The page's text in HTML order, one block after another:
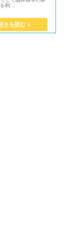
利...